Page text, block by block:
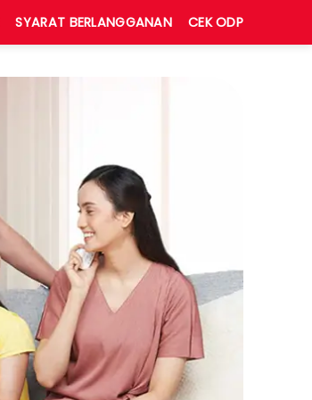
SYARAT BERLANGGANAN CEK ODP